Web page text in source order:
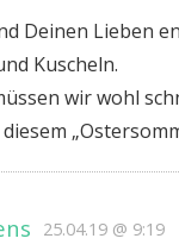
Deinen Lieben
Kuscheln.
wir wohl
25.04.19 @ 9:19